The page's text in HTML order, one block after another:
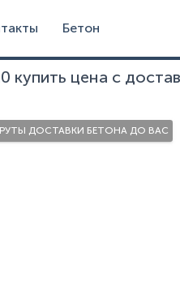
Бетон
цена с
ДОСТАВКИ БЕТОНА ДО ВАС